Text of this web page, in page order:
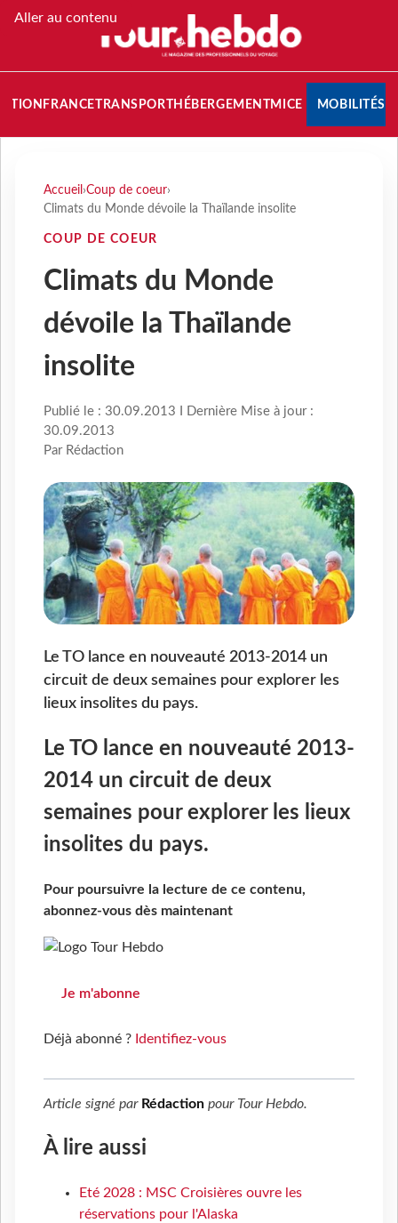
Aller au contenu
FRANCETRANSPORT HÉBERGEMENTMICE MOBILITÉS
Accueil ›Coup de coeur›
Climats du Monde dévoile la Thaïlande insolite
COUP DE COEUR
Climats du Monde
dévoile la Thaïlande
insolite
Publié le : 30.09.2013 I Dernière Mise à jour :
30.09.2013
Par Rédaction
Le TO lance en nouveauté 2013-2014 un
circuit de deux semaines pour explorer les
lieux insolites du pays.
Le TO lance en nouveauté 2013-
2014 un circuit de deux
semaines pour explorer les lieux
insolites du pays.
Pour poursuivre la lecture de ce contenu,
abonnez-vous dès maintenant
Je m'abonne
Déjà abonné ? Identifiez-vous
Article signé par Rédaction pour Tour Hebdo.
À lire aussi
Eté 2028 : MSC Croisières ouvre les
réservations pour l'Alaska